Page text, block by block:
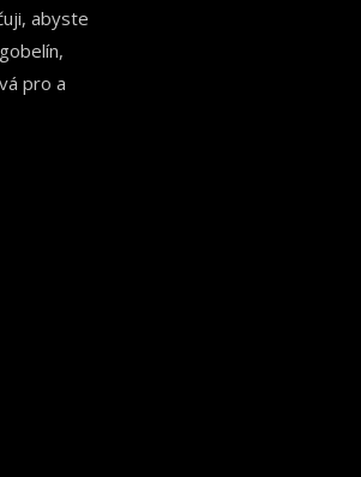
abyste
pro a